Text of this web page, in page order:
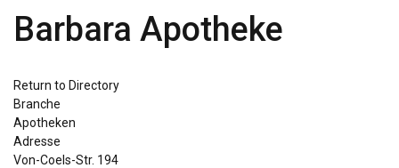
Barbara Apotheke
Return to Directory
Branche
Apotheken
Adresse
Von-Coels-Str. 194